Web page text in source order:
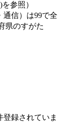
参照）
信）は99で全
県のすがた
登録されていま